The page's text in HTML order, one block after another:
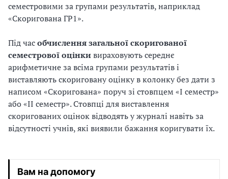
семестровими за групами результатів, наприклад
«Скоригована ГР1».
Під часобчислення загальної скоригованої
семестрової оцінкивираховують середнє
арифметичне за всіма групами результатів і
виставляють скориговану оцінку в колонку без дати з
написом «Скоригована» поруч зі стовпцем «I семестр»
або «II семестр». Стовпці для виставлення
скоригованих оцінок відводять у журналі навіть за
відсутності учнів, які виявили бажання коригувати їх.
Вам на допомогу